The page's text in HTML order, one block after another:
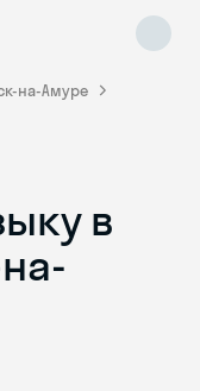
на-Амуре
в